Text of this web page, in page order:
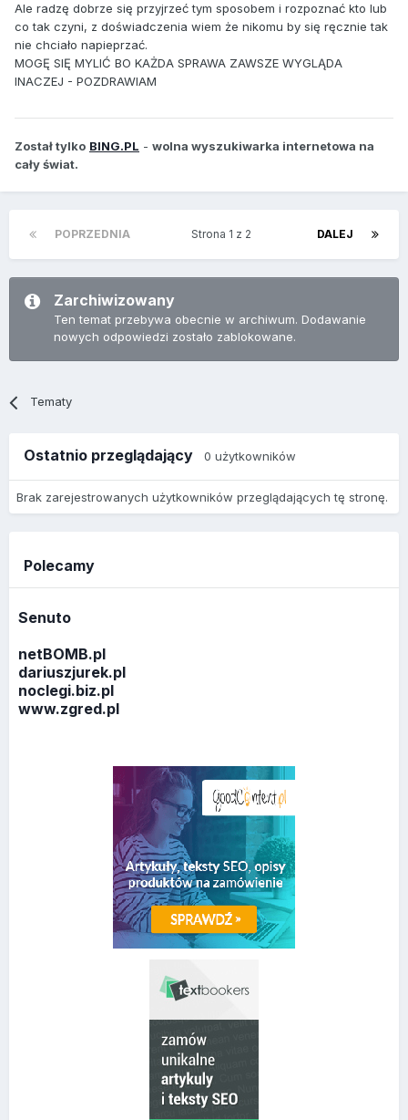
Ale radzę dobrze się przyjrzeć tym sposobem i rozpoznać kto lub
co tak czyni, z doświadczenia wiem że nikomu by się ręcznie tak
nie chciało napieprzać.
MOGĘ SIĘ MYLIĆ BO KAŻDA SPRAWA ZAWSZE WYGLĄDA
INACZEJ - POZDRAWIAM
Został tylko BING.PL - wolna wyszukiwarka internetowa na
cały świat.
POPRZEDNIA DALEJ
Strona 1 z 2
Zarchiwizowany
Ten temat przebywa obecnie w archiwum. Dodawanie
nowych odpowiedzi zostało zablokowane.
Tematy
Ostatnio przeglądający 0 użytkowników
Brak zarejestrowanych użytkowników przeglądających tę stronę.
Polecamy
Senuto
netBOMB.pl
dariuszjurek.pl
noclegi.biz.pl
www.zgred.pl